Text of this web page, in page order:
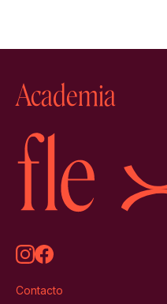
Academia
Contacto